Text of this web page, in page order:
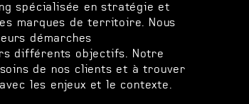
spécialisée en stratégie et
marques de territoire. Nous
démarches
différents objectifs. Notre
de nos clients et à trouver
les enjeux et le contexte.